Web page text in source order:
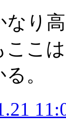
なり
ここ
。